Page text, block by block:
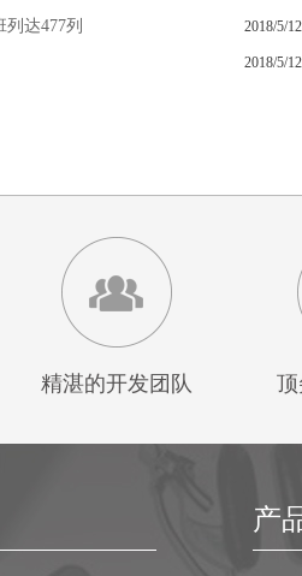
达477列 2018/5/12
2018/5/12
精湛的开发团队
产